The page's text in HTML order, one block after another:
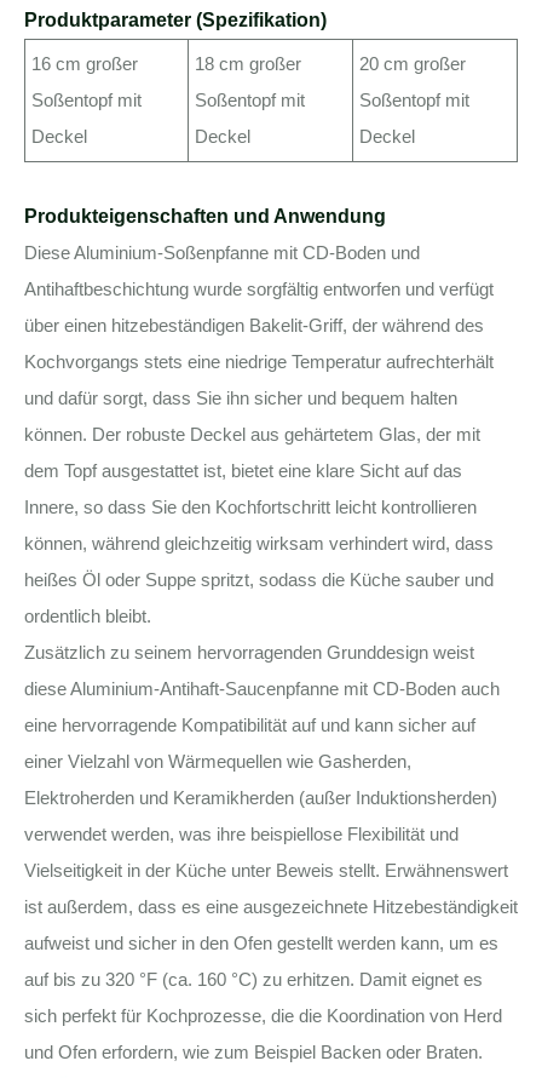
Produktparameter (Spezifikation)
16 cm großer
Soßentopf mit
Deckel
18 cm großer
Soßentopf mit
Deckel
20 cm großer
Soßentopf mit
Deckel
Produkteigenschaften und Anwendung
Diese Aluminium-Soßenpfanne mit CD-Boden und
Antihaftbeschichtung wurde sorgfältig entworfen und verfügt
über einen hitzebeständigen Bakelit-Griff, der während des
Kochvorgangs stets eine niedrige Temperatur aufrechterhält
und dafür sorgt, dass Sie ihn sicher und bequem halten
können. Der robuste Deckel aus gehärtetem Glas, der mit
dem Topf ausgestattet ist, bietet eine klare Sicht auf das
Innere, so dass Sie den Kochfortschritt leicht kontrollieren
können, während gleichzeitig wirksam verhindert wird, dass
heißes Öl oder Suppe spritzt, sodass die Küche sauber und
ordentlich bleibt.
Zusätzlich zu seinem hervorragenden Grunddesign weist
diese Aluminium-Antihaft-Saucenpfanne mit CD-Boden auch
eine hervorragende Kompatibilität auf und kann sicher auf
einer Vielzahl von Wärmequellen wie Gasherden,
Elektroherden und Keramikherden (außer Induktionsherden)
verwendet werden, was ihre beispiellose Flexibilität und
Vielseitigkeit in der Küche unter Beweis stellt. Erwähnenswert
ist außerdem, dass es eine ausgezeichnete Hitzebeständigkeit
aufweist und sicher in den Ofen gestellt werden kann, um es
auf bis zu 320 °F (ca. 160 °C) zu erhitzen. Damit eignet es
sich perfekt für Kochprozesse, die die Koordination von Herd
und Ofen erfordern, wie zum Beispiel Backen oder Braten.